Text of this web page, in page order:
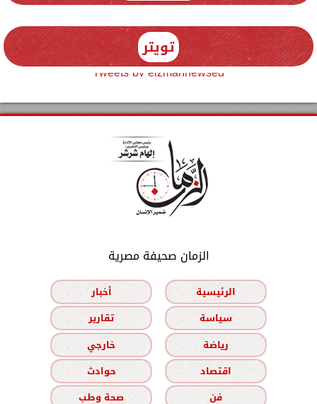
تويتر
Tweets by elzmannewseg
الزمان صحيفة مصرية
الرئيسية
أخبار
سياسة
تقارير
رياضة
خارجي
اقتصاد
حوادث
فن
صحة وطب